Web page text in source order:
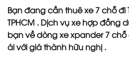
Bạn đang cần thuê xe 7 chỗ đi
TPHCM . Dịch vụ xe hợp đồng
bạn về dòng xe xpander 7
ái với giá thành hữu nghị .